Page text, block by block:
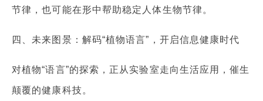
节律，也可能在形中帮助稳定人体生物节律。
四、未来图景：解码“植物语言”，开启信息健康时代
对植物“语言”的探索，正从实验室走向生活应用，催生
颠覆的健康科技。